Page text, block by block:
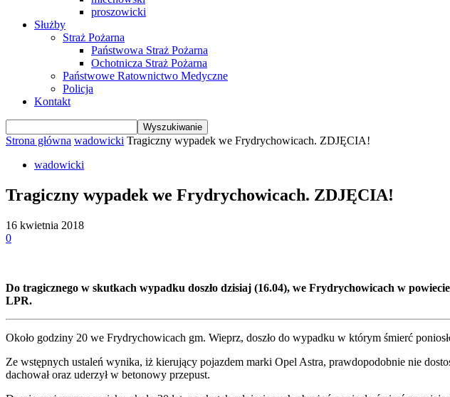
proszowicki
Służby
Straż Pożarna
Państwowa Straż Pożarna
Ochotnicza Straż Pożarna
Państwowe Ratownictwo Medyczne
Policja
Kontakt
Strona główna wadowicki Tragiczny wypadek we Frydrychowicach. ZDJĘCIA!
wadowicki
Tragiczny wypadek we Frydrychowicach. ZDJĘCIA!
16 kwietnia 2018
0
Do tragicznego w skutkach wypadku doszło dzisiaj (16.04), we Frydrychowicach w
LPR.
Około godziny 20 we Frydrychowicach gm. Wieprz, doszło do wypadku w którym śmierć
Ze wstępnych ustaleń wynika, iż kierujący pojazdem marki Opel Astra, prawdopodobnie nie
dachował oraz uderzył w betonowy przepust.